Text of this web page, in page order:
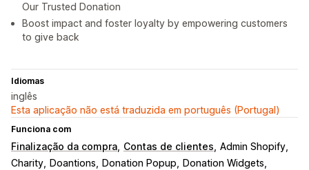
Our Trusted Donation
Boost impact and foster loyalty by empowering customers
to give back
Idiomas
inglês
Esta aplicação não está traduzida em português (Portugal)
Funciona com
Finalização da compra Contas de clientes Admin Shopify
Charity
Doantions Donation Popup
Donation Widgets